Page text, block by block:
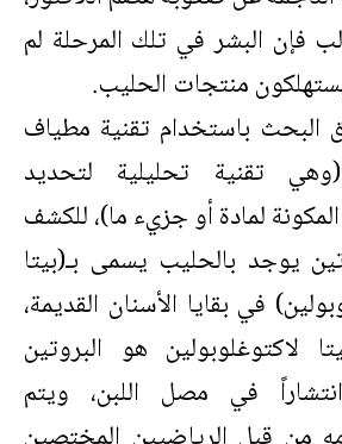
فإن البشر في تلك المرحلة لم
منتجات الحليب.
البحث باستخدام تقنية مطياف
(وهي تقنية تحليلية لتحديد
لمادة أو جزيء ما)، للكشف
يوجد بالحليب يسمى بـ(بيتا
في بقايا الأسنان القديمة،
لاكتوغلوبولين هو البروتين
في مصل اللبن، ويتم